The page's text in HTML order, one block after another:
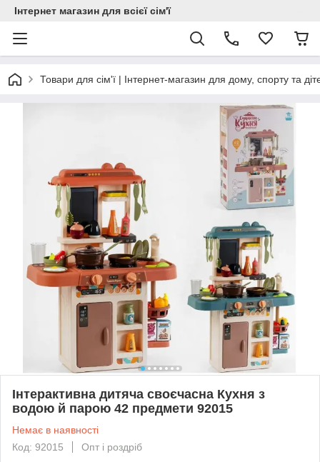
Інтернет магазин для всієї сім'ї
Товари для сім'ї | Інтернет-магазин для дому, спорту та
Інтерактивна дитяча своєчасна Кухня з
водою й парою 42 предмети 92015
Немає в наявності
Код: 92015
Опт і роздріб